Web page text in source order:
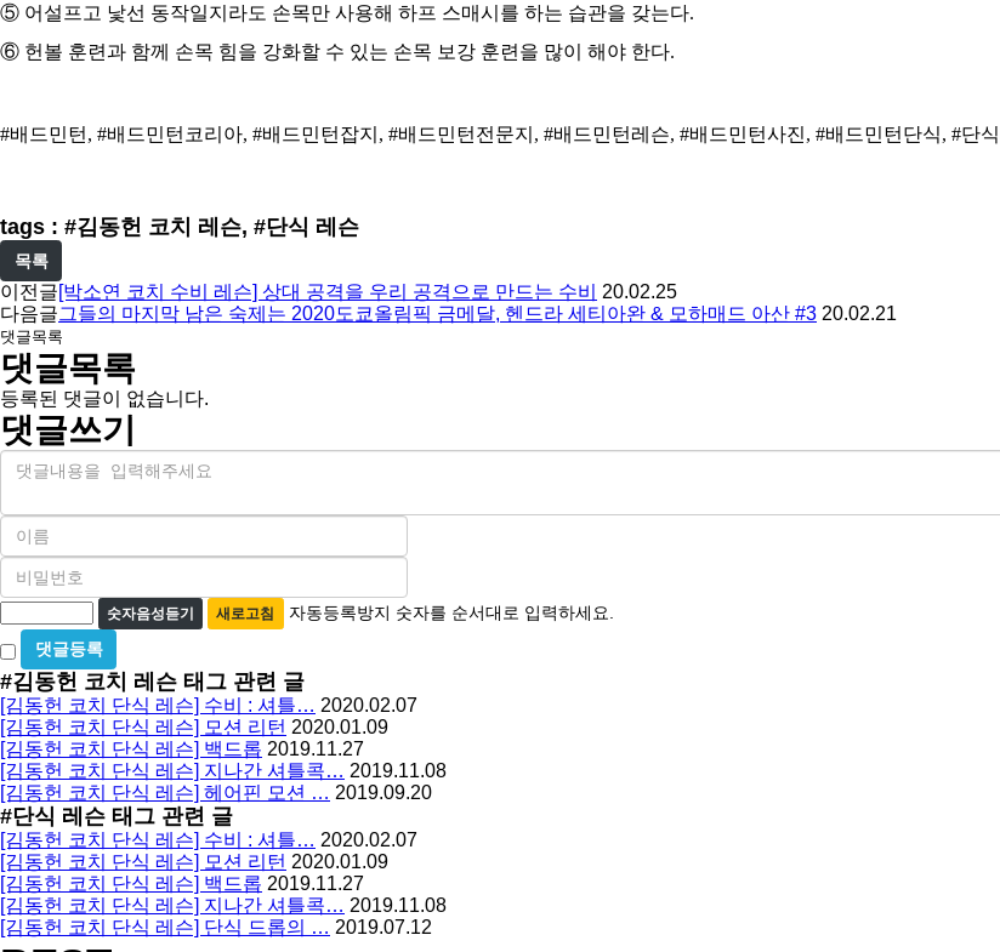
⑤ 어설프고 낯선 동작일지라도 손목만 사용해 하프 스매시를 하는 습관을 갖는다.
⑥ 헌볼 훈련과 함께 손목 힘을 강화할 수 있는 손목 보강 훈련을 많이 해야 한다.
#배드민턴, #배드민턴코리아, #배드민턴잡지, #배드민턴전문지, #배드민턴레슨, #배드민턴사진, #배드민턴단식, #단
tags : #김동헌 코치 레슨, #단식 레슨
목록
이전글[박소연 코치 수비 레슨] 상대 공격을 우리 공격으로 만드는 수비
20.02.25
다음글그들의 마지막 남은 숙제는 2020도쿄올림픽 금메달, 헨드라 세티아완 & 모하매드 아산 #3 20.02.21
댓글목록
댓글목록
등록된 댓글이 없습니다.
댓글쓰기
내
이
필
수
비
밀
번
호
필
수
자
동
등
록
방
지
숫자음성듣기 새로고침 자동등록방지 숫자를 순서대로 입력하세요.
비
밀
글
사
용
#김동헌 코치 레슨 태그 관련 글
[김동헌 코치 단식 레슨] 수비 : 셔틀… 2020.02.07
[김동헌 코치 단식 레슨] 모션 리턴 2020.01.09
[김동헌 코치 단식 레슨] 백드롭 2019.11.27
[김동헌 코치 단식 레슨] 지나간 셔틀콕… 2019.11.08
[김동헌 코치 단식 레슨] 헤어핀 모션 … 2019.09.20
#단식 레슨 태그 관련 글
[김동헌 코치 단식 레슨] 수비 : 셔틀… 2020.02.07
[김동헌 코치 단식 레슨] 모션 리턴 2020.01.09
[김동헌 코치 단식 레슨] 백드롭 2019.11.27
[김동헌 코치 단식 레슨] 지나간 셔틀콕… 2019.11.08
[김동헌 코치 단식 레슨] 단식 드롭의 … 2019.07.12